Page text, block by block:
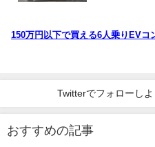
150万円以下で買える6人乗りEVコ
Twitterでフォローしよ
おすすめの記事